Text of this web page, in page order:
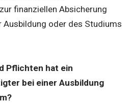
finanziellen Absicherung
Ausbildung oder des Studiums
Pflichten hat ein
bei einer Ausbildung